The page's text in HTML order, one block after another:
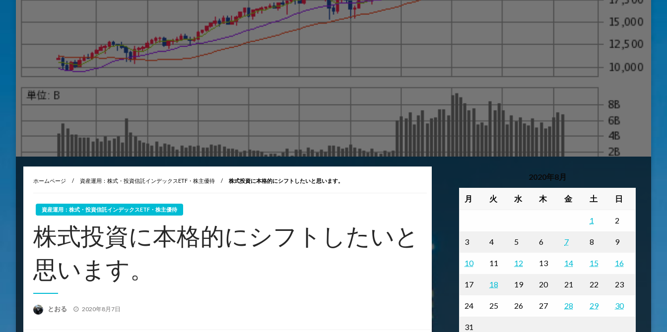
ホームページ 資産運用：株式・投資信託インデックスETF・株主優待 株式投資に本格的にシフトしたいと思います。
資産運用：株式・投資信託インデックスETF・株主優待
株式投資に本格的にシフトしたいと
思います。
とおる
投
2020年8月7日
2020年8月
月 火 水 木 金 土 日
1 2
3 4 5 6 7 8 9
10 11 12 13 14 15 16
17 18 19 20 21 22 23
24 25 26 27 28 29 30
31